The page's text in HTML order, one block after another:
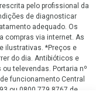
pelo profissional da
de diagnosticar
adequado. Os
compras via internet. As
ilustrativas. *Preços e
do dia. Antibióticos e
televendas. Portaria nº
funcionamento Central
ou 0800 779 8767 de